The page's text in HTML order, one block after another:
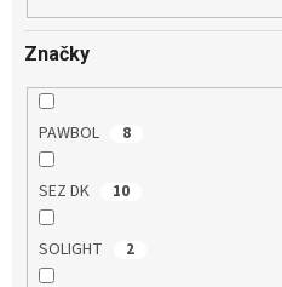
Značky
PAWBOL 8
SEZ DK 10
SOLIGHT 2